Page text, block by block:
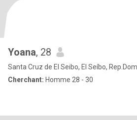
Yoana, 28
Santa Cruz de El Seibo, El Seíbo,
Cherchant: Homme 28 - 30